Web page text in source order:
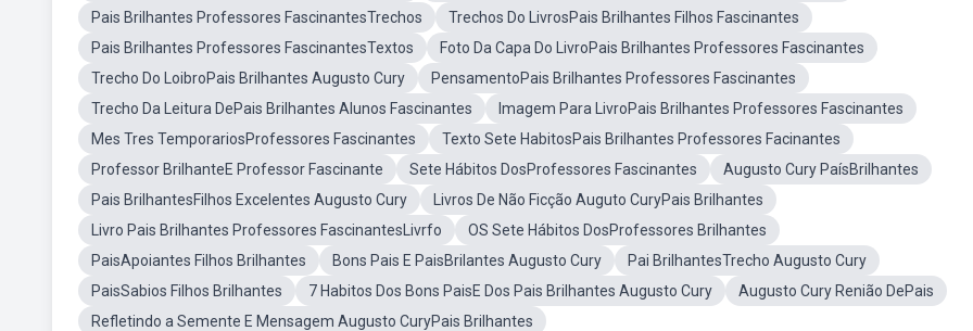
Pais Brilhantes Professores FascinantesTrechos
Trechos Do LivrosPais Brilhantes Filhos Fascinantes
Pais Brilhantes Professores FascinantesTextos
Foto Da Capa Do LivroPais Brilhantes Professores Fascinantes
Trecho Do LoibroPais Brilhantes Augusto Cury
PensamentoPais Brilhantes Professores Fascinantes
Trecho Da Leitura DePais Brilhantes Alunos Fascinantes
Imagem Para LivroPais Brilhantes Professores Fascinantes
Mes Tres TemporariosProfessores Fascinantes
Texto Sete HabitosPais Brilhantes Professores Facinantes
Professor BrilhanteE Professor Fascinante
Sete Hábitos DosProfessores Fascinantes
Augusto Cury PaísBrilhantes
Pais BrilhantesFilhos Excelentes Augusto Cury
Livros De Não Ficção Auguto CuryPais Brilhantes
Livro Pais Brilhantes Professores FascinantesLivrfo
OS Sete Hábitos DosProfessores Brilhantes
PaisApoiantes Filhos Brilhantes
Bons Pais E PaisBrilantes Augusto Cury
Pai BrilhantesTrecho Augusto Cury
PaisSabios Filhos Brilhantes
7 Habitos Dos Bons PaisE Dos Pais Brilhantes Augusto Cury
Augusto Cury Renião DePais
Refletindo a Semente E Mensagem Augusto CuryPais Brilhantes